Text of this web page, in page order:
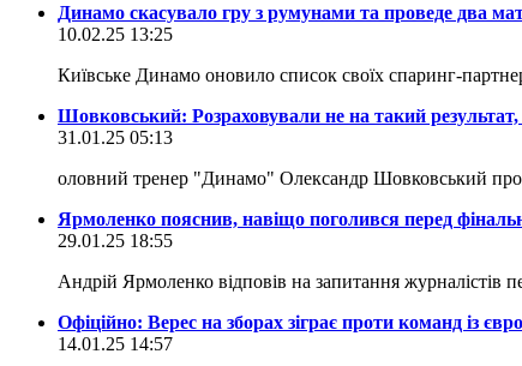
Динамо скасувало гру з румунами та проведе два
10.02.25 13:25
Київське Динамо оновило список своїх спаринг-
Шовковський: Розраховували не на такий
31.01.25 05:13
оловний тренер "Динамо" Олександр Шовковський
Ярмоленко пояснив, навіщо поголився перед
29.01.25 18:55
Андрій Ярмоленко відповів на запитання
Офіційно: Верес на зборах зіграє проти команд із
14.01.25 14:57